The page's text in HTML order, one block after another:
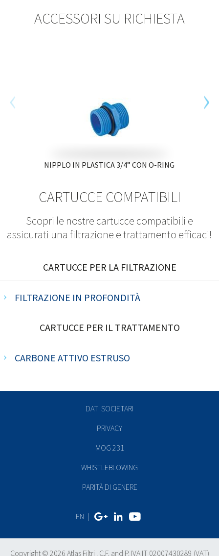
ACCESSORI SU RICHIESTA
NIPPLO IN PLASTICA 3/4” CON O-RING
CARTUCCE COMPATIBILI
Scopri le nostre cartucce compatibili e
assicurati una filtrazione e trattamento efficaci!
CARTUCCE PER LA FILTRAZIONE
FILTRAZIONE IN PROFONDITÀ
CARTUCCE PER IL TRATTAMENTO
CARBONE ATTIVO ESTRUSO
DATI SOCIETARI
PRIVACY
MOG 231
WHISTLEBLOWING
PARITÀ DI GENERE
EN |
Copyright © 2026 Atlas Filtri . C.F. and P. IVA IT 02007430289 (VAT)